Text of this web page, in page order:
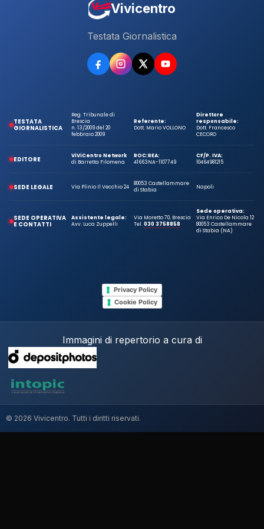
Vivicentro
Testata Giornalistica
TESTATA
GIORNALISTICA
Reg. Tribunale di
Brescia
n. 13/2009 del 20
febbraio 2009
Referente:
Dott. Mario VOLLONO
Direttore
responsabile:
Dott. Francesco
CECORO
EDITORE
ViViCentro Network
di Barretta Filomena
ROC:
41663
REA:
NA-1107749
CF/P. IVA:
10464981215
SEDE LEGALE Via Plinio Il Vecchio 24
80053 Castellammare
di Stabia
Napoli
SEDE OPERATIVA
E CONTATTI
Assistente legale:
Avv. Luca Zuppelli
Via Moretto 70, Brescia
Tel.030 3758858
Sede operativa:
Via Enrico De Nicola 12
80053 Castellammare
di Stabia (NA)
Privacy Policy
Cookie Policy
Immagini di repertorio a cura di
© 2026 Vivicentro. Tutti i diritti riservati.